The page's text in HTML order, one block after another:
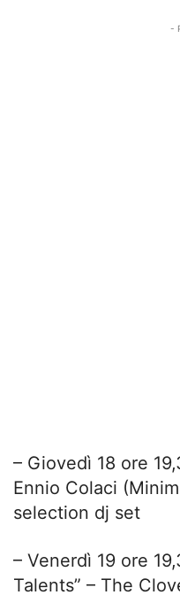
-
– Giovedì 18 ore
Ennio Colaci
selection dj set
– Venerdì 19 ore
Talents” – The